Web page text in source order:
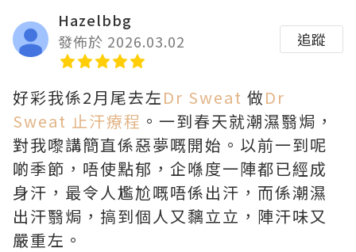
Hazelbbg
發佈於 2026.03.02
追蹤
好彩我係2月尾去左Dr Sweat 做Dr
Sweat 止汗療程 。一到春天就潮濕翳焗，
對我嚟講簡直係惡夢嘅開始。以前一到呢
啲季節，唔使點郁，企喺度一陣都已經成
身汗，最令人尷尬嘅唔係出汗，而係潮濕
出汗翳焗，搞到個人又黐立立，陣汗味又
嚴重左。